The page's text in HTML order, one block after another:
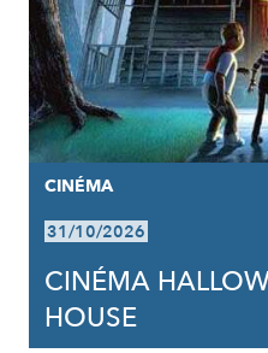
CINÉMA
31/10/2026
CINÉMA
HOUSE